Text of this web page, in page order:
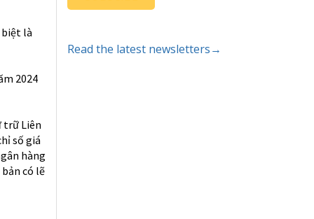
biệt là
2024
trữ Liên
số giá
hàng
có lẽ
Read the latest newsletters→